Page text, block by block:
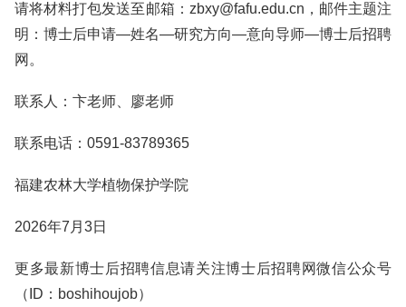
请将材料打包发送至邮箱：zbxy@fafu.edu.cn，邮件主题注
明：博士后申请—姓名—研究方向—意向导师—博士后招聘
网。
联系人：卞老师、廖老师
联系电话：0591-83789365
福建农林大学植物保护学院
2026年7月3日
更多最新博士后招聘信息请关注博士后招聘网微信公众号
（ID：boshihoujob）